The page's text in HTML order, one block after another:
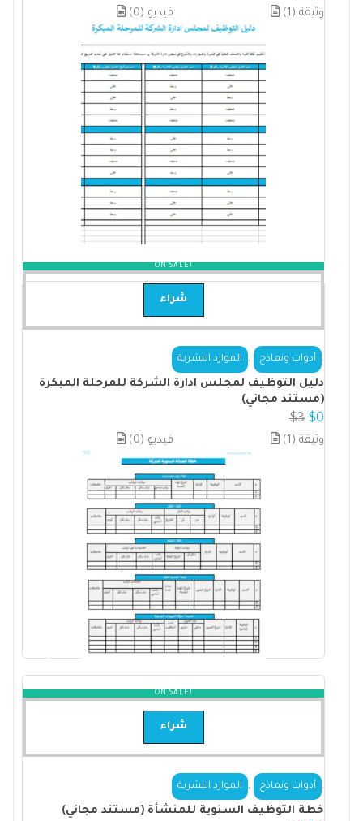
(0) فيديو (1) وثيقة
ON SALE!
شراء
الموارد البشرية أدوات ونماذج
دليل التوظيف لمجلس ادارة الشركة للمرحلة المبكرة
(مستند مجاني)
$3 $0
(0) فيديو (1) وثيقة
ON SALE!
شراء
الموارد البشرية أدوات ونماذج
خطة التوظيف السنوية للمنشأة (مستند مجاني)